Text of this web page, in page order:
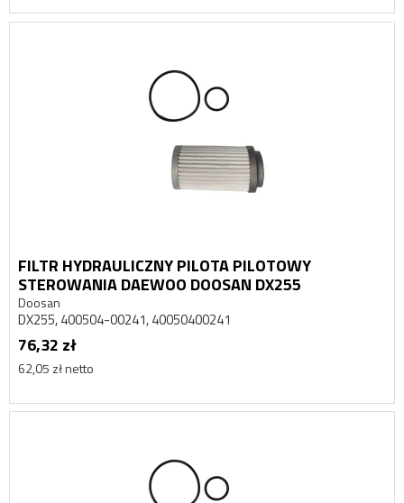
FILTR HYDRAULICZNY PILOTA PILOTOWY
STEROWANIA DAEWOO DOOSAN DX255
Doosan
DX255, 400504-00241, 40050400241
76,32 zł
62,05 zł netto